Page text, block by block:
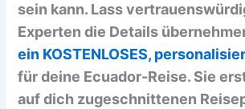
sein kann. Lass
Experten die Details
ein KOSTENLOSES,
für deine Ecuador-Reise. Sie
auf dich zugeschnittenen